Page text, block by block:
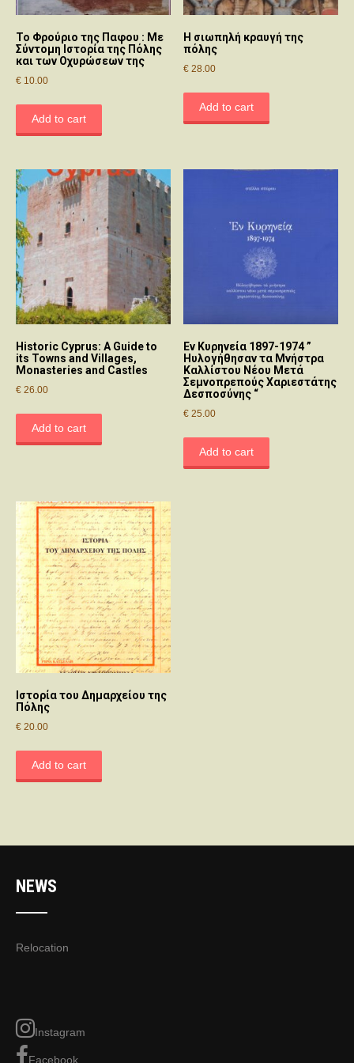
Το Φρούριο της Παφου : Με
Σύντομη Ιστορία της Πόλης
και των Οχυρώσεων της
€ 10.00
Add to cart
Η σιωπηλή κραυγή της
πόλης
€ 28.00
Add to cart
Historic Cyprus: A Guide to
its Towns and Villages,
Monasteries and Castles
€ 26.00
Add to cart
Εν Κυρηνεία 1897-1974 ”
Ηυλογήθησαν τα Μνήστρα
Καλλίστου Νέου Μετά
Σεμνοπρεπούς Χαριεστάτης
Δεσποσύνης “
€ 25.00
Add to cart
Ιστορία του Δημαρχείου της
Πόλης
€ 20.00
Add to cart
NEWS
Relocation
Instagram
Facebook